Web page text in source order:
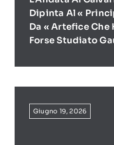
Dipinta Al «
Da « Artefice Che
Forse Studiato
Giugno 19, 2026